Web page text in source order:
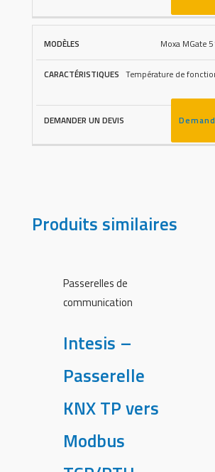
Moxa MGate
Température de
Produits similaires
Passerelles de
communication
Intesis –
Passerelle
KNX TP vers
Modbus